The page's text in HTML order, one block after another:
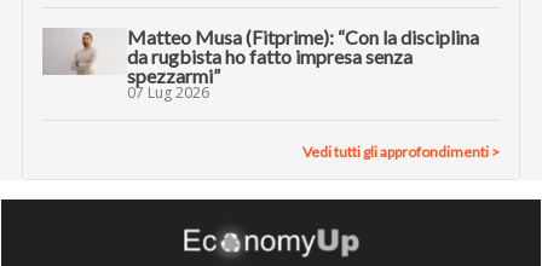
Matteo Musa (Fitprime): “Con la disciplina
da rugbista ho fatto impresa senza
spezzarmi”
07 Lug 2026
Vedi tutti gli approfondimenti >